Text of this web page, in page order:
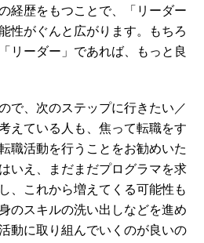
経歴をもつことで、「リーダー
性がぐんと広がります。もちろ
リーダー」であれば、もっと良
で、次のステップに行きたい／
えている人も、焦って転職をす
職活動を行うことをお勧めいた
いえ、まだまだプログラマを求
、これから増えてくる可能性も
のスキルの洗い出しなどを進め
動に取り組んでいくのが良いの